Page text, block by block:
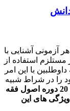
آزمونی آشنایی با
استفاده از
با این امر
را در شراط شبیه
جهت سهولت مراجعه به کتاب 20 دوره اصول فقه
های این